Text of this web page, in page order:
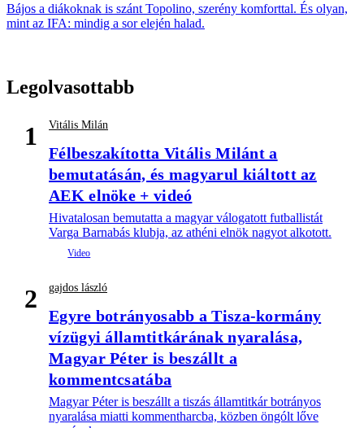
Bájos a diákoknak is szánt Topolino, szerény komforttal. És olyan,
mint az IFA: mindig a sor elején halad.
Legolvasottabb
1 Vitális Milán
Félbeszakította Vitális Milánt a
bemutatásán, és magyarul kiáltott az
AEK elnöke + videó
Hivatalosan bemutatta a magyar válogatott futballistát
Varga Barnabás klubja, az athéni elnök nagyot alkotott.
2 gajdos lászló
Egyre botrányosabb a Tisza-kormány
vízügyi államtitkárának nyaralása,
Magyar Péter is beszállt a
kommentcsatába
Magyar Péter is beszállt a tiszás államtitkár botrányos
nyaralása miatti kommentharcba, közben öngólt lőve